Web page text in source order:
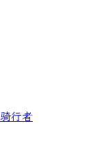
行者